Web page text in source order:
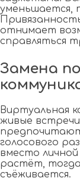
уменьшается,
отнимает
справляться
Замена
Виртуальная
живые
голосового
вместо
растёт,
съёживается.